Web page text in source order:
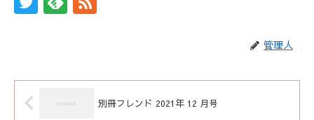
管理人
別冊フレンド 2021年 12 月号